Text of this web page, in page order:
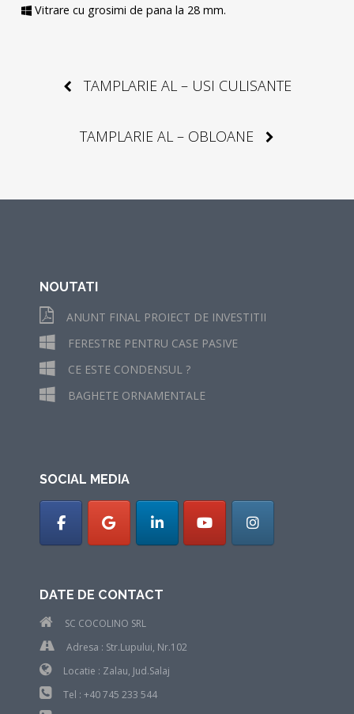
Vitrare cu grosimi de pana la 28 mm.
TAMPLARIE AL – USI CULISANTE
TAMPLARIE AL – OBLOANE
NOUTATI
ANUNT FINAL PROIECT DE INVESTITII
FERESTRE PENTRU CASE PASIVE
CE ESTE CONDENSUL ?
BAGHETE ORNAMENTALE
SOCIAL MEDIA
DATE DE CONTACT
SC COCOLINO SRL
Adresa : Str.Lupului, Nr.102
Locatie : Zalau, Jud.Salaj
Tel : +40 745 233 544